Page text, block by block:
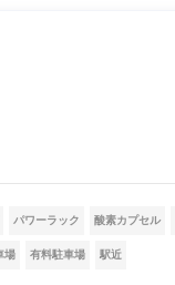
パワーラック 酸素カプセル
場 有料駐車場 駅近